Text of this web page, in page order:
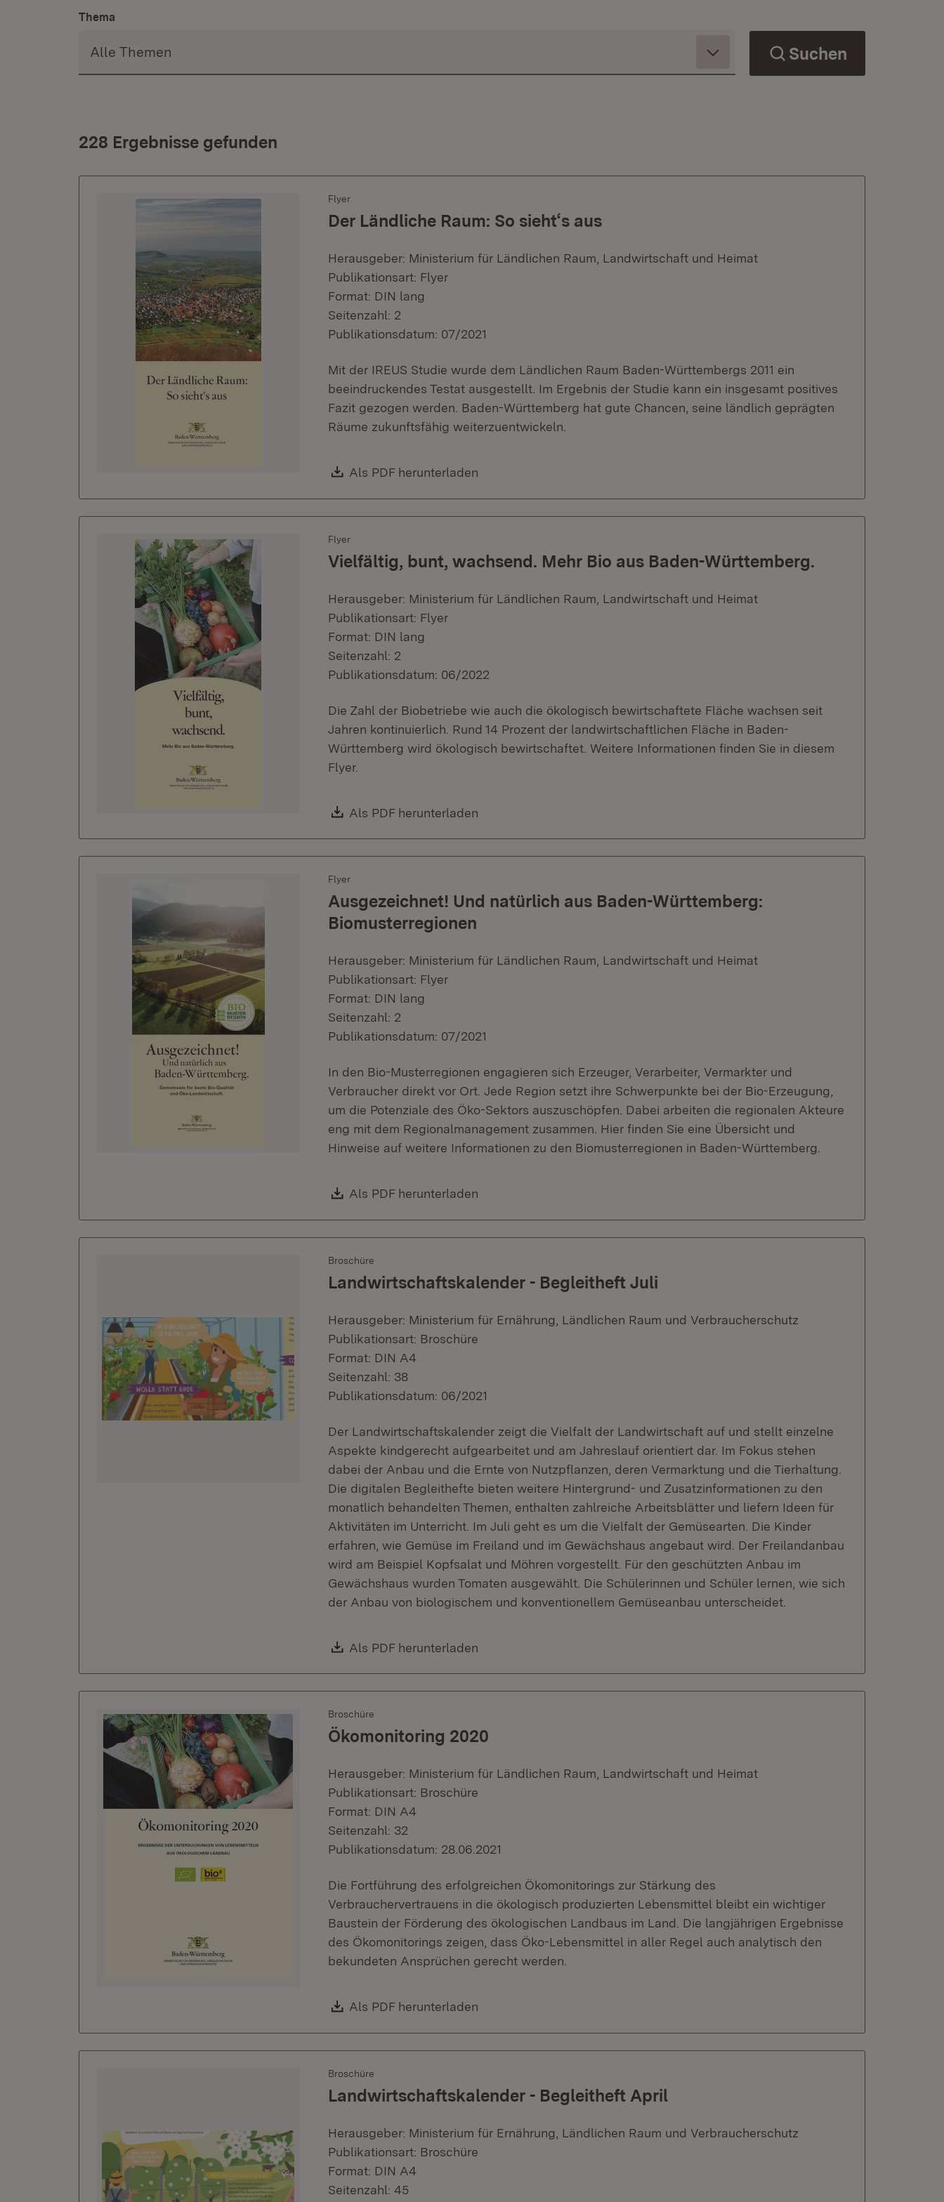
Thema
Suchen
228 Ergebnisse gefunden
Flyer
Der Ländliche Raum: So sieht‘s aus
Herausgeber: Ministerium für Ländlichen Raum, Landwirtschaft und Heimat
Publikationsart: Flyer
Format: DIN lang
Seitenzahl: 2
Publikationsdatum: 07/2021
Mit der IREUS Studie wurde dem Ländlichen Raum Baden-Württembergs 2011 ein
beeindruckendes Testat ausgestellt. Im Ergebnis der Studie kann ein insgesamt positives
Fazit gezogen werden. Baden-Württemberg hat gute Chancen, seine ländlich geprägten
Räume zukunftsfähig weiterzuentwickeln.
Download:
Als PDF herunterladen
Flyer
Vielfältig, bunt, wachsend. Mehr Bio aus Baden-Württemberg.
Herausgeber: Ministerium für Ländlichen Raum, Landwirtschaft und Heimat
Publikationsart: Flyer
Format: DIN lang
Seitenzahl: 2
Publikationsdatum: 06/2022
Die Zahl der Biobetriebe wie auch die ökologisch bewirtschaftete Fläche wachsen seit
Jahren kontinuierlich. Rund 14 Prozent der landwirtschaftlichen Fläche in Baden-
Württemberg wird ökologisch bewirtschaftet. Weitere Informationen finden Sie in diesem
Flyer.
Download:
Als PDF herunterladen
Flyer
Ausgezeichnet! Und natürlich aus Baden-Württemberg:
Biomusterregionen
Herausgeber: Ministerium für Ländlichen Raum, Landwirtschaft und Heimat
Publikationsart: Flyer
Format: DIN lang
Seitenzahl: 2
Publikationsdatum: 07/2021
In den Bio-Musterregionen engagieren sich Erzeuger, Verarbeiter, Vermarkter und
Verbraucher direkt vor Ort. Jede Region setzt ihre Schwerpunkte bei der Bio-Erzeugung,
um die Potenziale des Öko-Sektors auszuschöpfen. Dabei arbeiten die regionalen Akteure
eng mit dem Regionalmanagement zusammen. Hier finden Sie eine Übersicht und
Hinweise auf weitere Informationen zu den Biomusterregionen in Baden-Württemberg.
Download:
Als PDF herunterladen
Broschüre
Landwirtschaftskalender - Begleitheft Juli
Herausgeber: Ministerium für Ernährung, Ländlichen Raum und Verbraucherschutz
Publikationsart: Broschüre
Format: DIN A4
Seitenzahl: 38
Publikationsdatum: 06/2021
Der Landwirtschaftskalender zeigt die Vielfalt der Landwirtschaft auf und stellt einzelne
Aspekte kindgerecht aufgearbeitet und am Jahreslauf orientiert dar. Im Fokus stehen
dabei der Anbau und die Ernte von Nutzpflanzen, deren Vermarktung und die Tierhaltung.
Die digitalen Begleithefte bieten weitere Hintergrund- und Zusatzinformationen zu den
monatlich behandelten Themen, enthalten zahlreiche Arbeitsblätter und liefern Ideen für
Aktivitäten im Unterricht. Im Juli geht es um die Vielfalt der Gemüsearten. Die Kinder
erfahren, wie Gemüse im Freiland und im Gewächshaus angebaut wird. Der Freilandanbau
wird am Beispiel Kopfsalat und Möhren vorgestellt. Für den geschützten Anbau im
Gewächshaus wurden Tomaten ausgewählt. Die Schülerinnen und Schüler lernen, wie sich
der Anbau von biologischem und konventionellem Gemüseanbau unterscheidet.
Download:
Als PDF herunterladen
Broschüre
Ökomonitoring 2020
Herausgeber: Ministerium für Ländlichen Raum, Landwirtschaft und Heimat
Publikationsart: Broschüre
Format: DIN A4
Seitenzahl: 32
Publikationsdatum: 28.06.2021
Die Fortführung des erfolgreichen Ökomonitorings zur Stärkung des
Verbrauchervertrauens in die ökologisch produzierten Lebensmittel bleibt ein wichtiger
Baustein der Förderung des ökologischen Landbaus im Land. Die langjährigen Ergebnisse
des Ökomonitorings zeigen, dass Öko-Lebensmittel in aller Regel auch analytisch den
bekundeten Ansprüchen gerecht werden.
Download:
Als PDF herunterladen
Broschüre
Landwirtschaftskalender - Begleitheft April
Herausgeber: Ministerium für Ernährung, Ländlichen Raum und Verbraucherschutz
Publikationsart: Broschüre
Format: DIN A4
Seitenzahl: 45